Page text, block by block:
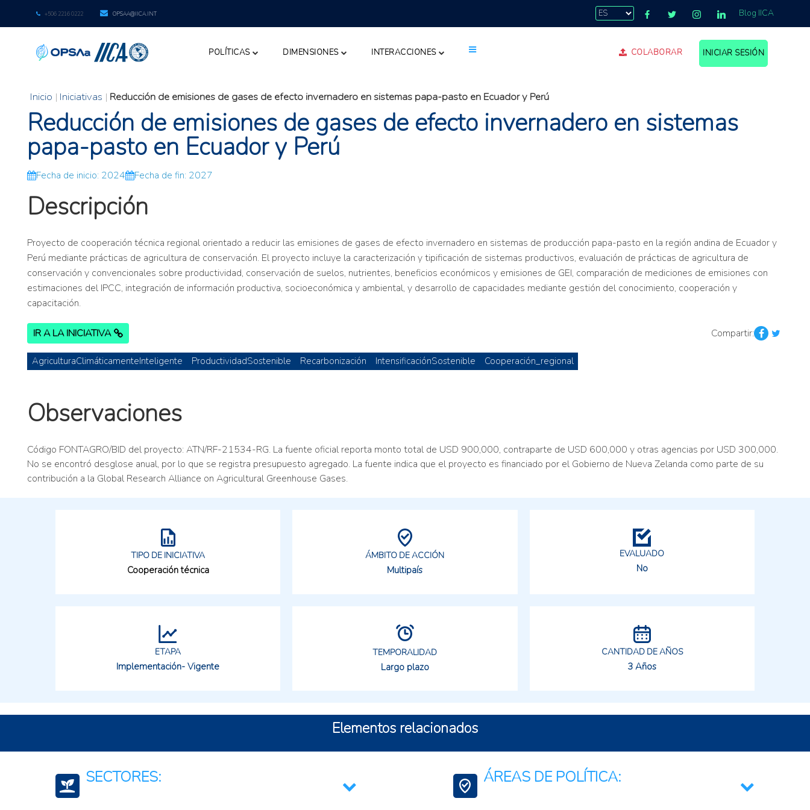
+506 2216 0222 OPSAA@IICA.INT Blog IICA
POLÍTICAS DIMENSIONES INTERACCIONES COLABORAR INICIAR SESIÓN
Inicio | Iniciativas | Reducción de emisiones de gases de efecto invernadero en sistemas papa-pasto en Ecuador y Perú
Reducción de emisiones de gases de efecto invernadero en sistemas
papa-pasto en Ecuador y Perú
Fecha de inicio: 2024 Fecha de fin: 2027
Descripción
Proyecto de cooperación técnica regional orientado a reducir las emisiones de gases de efecto invernadero en sistemas de producción papa-pasto en la región andina de Ecuador y
Perú mediante prácticas de agricultura de conservación. El proyecto incluye la caracterización y tipificación de sistemas productivos, evaluación de prácticas de agricultura de
conservación y convencionales sobre productividad, conservación de suelos, nutrientes, beneficios económicos y emisiones de GEI, comparación de mediciones de emisiones con
estimaciones del IPCC, integración de información productiva, socioeconómica y ambiental, y desarrollo de capacidades mediante gestión del conocimiento, cooperación y
capacitación.
IR A LA INICIATIVA Compartir:
AgriculturaClimáticamenteInteligente ProductividadSostenible Recarbonización IntensificaciónSostenible Cooperación_regional
Observaciones
Código FONTAGRO/BID del proyecto: ATN/RF-21534-RG. La fuente oficial reporta monto total de USD 900,000, contraparte de USD 600,000 y otras agencias por USD 300,000.
No se encontró desglose anual, por lo que se registra presupuesto agregado. La fuente indica que el proyecto es financiado por el Gobierno de Nueva Zelanda como parte de su
contribución a la Global Research Alliance on Agricultural Greenhouse Gases.
TIPO DE INICIATIVA
Cooperación técnica
ÁMBITO DE ACCIÓN
Multipaís
EVALUADO
No
ETAPA
Implementación- Vigente
TEMPORALIDAD
Largo plazo
CANTIDAD DE AÑOS
3 Años
Elementos relacionados
SECTORES: ÁREAS DE POLÍTICA: